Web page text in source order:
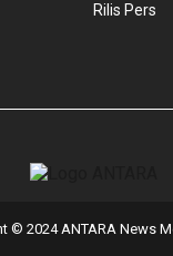
Rilis Pers
© 2024 ANTARA News